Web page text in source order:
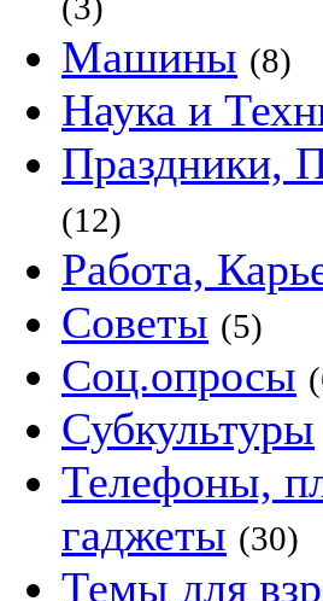
Машины (8)
Наука и
Праздники,
(12)
Работа,
Советы (5)
Соц.опросы
Субкультуры
Телефоны,
гаджеты (30)
Темы для